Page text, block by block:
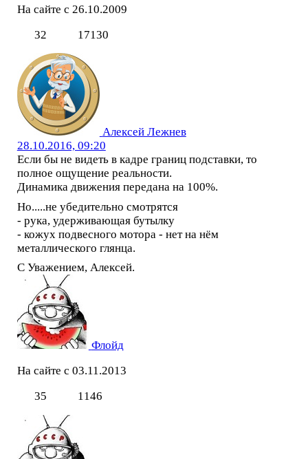
На сайте с 26.10.2009
32
17130
Алексей Лежнев
28.10.2016, 09:20
Если бы не видеть в кадре границ подставки, то
полное ощущение реальности.
Динамика движения передана на 100%.
Но.....не убедительно смотрятся
- рука, удерживающая бутылку
- кожух подвесного мотора - нет на нём
металлического глянца.
С Уважением, Алексей.
Флойд
На сайте с 03.11.2013
35
1146